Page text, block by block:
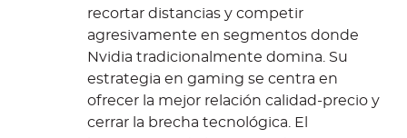
recortar distancias y competir
agresivamente en segmentos donde
Nvidia tradicionalmente domina. Su
estrategia en gaming se centra en
ofrecer la mejor relación calidad-precio y
cerrar la brecha tecnológica. El